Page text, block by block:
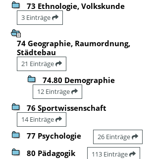
73 Ethnologie, Volkskunde
3 Einträge
74 Geographie, Raumordnung,
Städtebau
21 Einträge
74.80 Demographie
12 Einträge
76 Sportwissenschaft
14 Einträge
77 Psychologie 26 Einträge
80 Pädagogik 113 Einträge